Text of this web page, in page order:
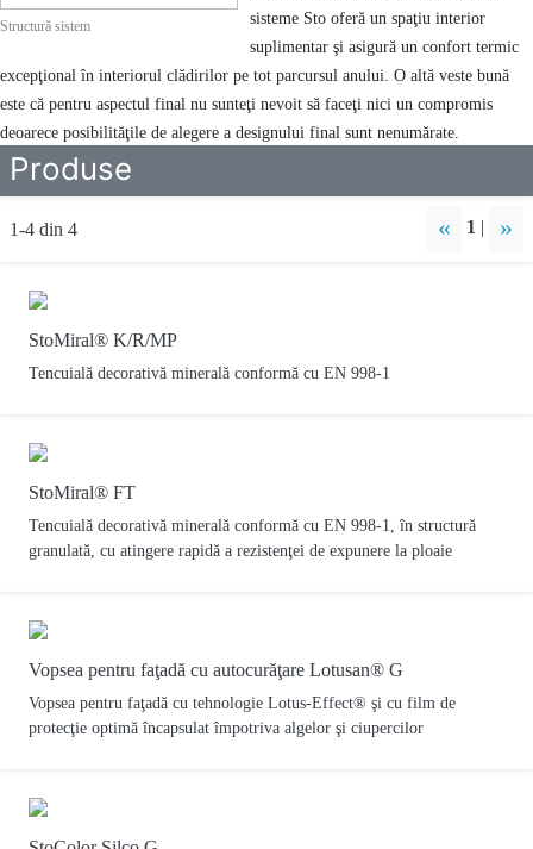
Structură sistem
sisteme Sto oferă un spaţiu interior
suplimentar şi asigură un confort termic
excepţional în interiorul clădirilor pe tot parcursul anului. O altă veste bună
este că pentru aspectul final nu sunteţi nevoit să faceţi nici un compromis
deoarece posibilităţile de alegere a designului final sunt nenumărate.
Produse
1-4 din 4 « 1 | »
StoMiral® K/R/MP
Tencuială decorativă minerală conformă cu EN 998-1
StoMiral® FT
Tencuială decorativă minerală conformă cu EN 998-1, în structură
granulată, cu atingere rapidă a rezistenţei de expunere la ploaie
Vopsea pentru faţadă cu autocurăţare Lotusan® G
Vopsea pentru faţadă cu tehnologie Lotus-Effect® şi cu film de
protecţie optimă încapsulat împotriva algelor şi ciupercilor